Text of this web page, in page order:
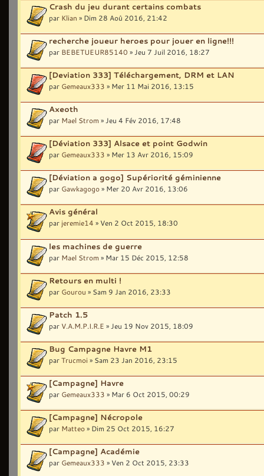
Crash du jeu durant certains combats
par Klian » Dim 28 Aoû 2016, 21:42
recherche joueur heroes pour jouer en ligne!!!
par BEBETUEUR85140 » Jeu 7 Juil 2016, 18:27
[Deviation 333] Téléchargement, DRM et LAN
par Gemeaux333 » Mer 11 Mai 2016, 13:15
Axeoth
par Mael Strom » Jeu 4 Fév 2016, 17:48
[Déviation 333] Alsace et point Godwin
par Gemeaux333 » Mer 13 Avr 2016, 15:09
[Déviation a gogo] Supériorité géminienne
par Gawkagogo» Mer 20 Avr 2016, 13:06
Avis général
par jeremie14 » Ven 2 Oct 2015, 18:30
les machines de guerre
par Mael Strom » Mar 15 Déc 2015, 12:58
Retours en multi !
par Gourou » Sam 9 Jan 2016, 23:33
Patch 1.5
par V.A.M.P.I.R.E » Jeu 19 Nov 2015, 18:09
Bug Campagne Havre M1
parTrucmoi » Sam 23 Jan 2016, 23:15
[Campagne] Havre
par Gemeaux333 » Mar 6 Oct 2015, 00:29
[Campagne] Nécropole
par Matteo» Dim 25 Oct 2015, 16:27
[Campagne] Académie
par Gemeaux333 » Ven 2 Oct 2015, 23:33